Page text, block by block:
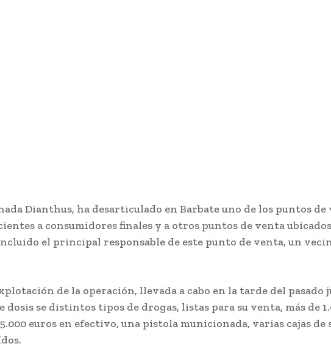
Dianthus, ha desarticulado en Barbate uno de los puntos
a consumidores finales y a otros puntos de venta
el principal responsable de este punto de venta, un
de la operación, llevada a cabo en la tarde del pasado
se distintos tipos de drogas, listas para su venta, más de
euros en efectivo, una pistola municionada, varias cajas de